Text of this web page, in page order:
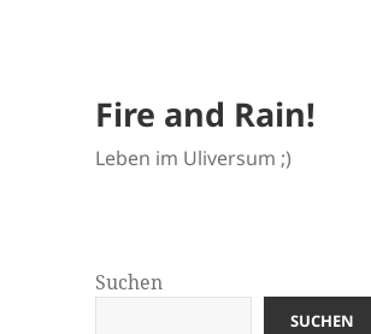
Fire and Rain!
Leben im Uliversum ;)
Suchen
SUCHEN